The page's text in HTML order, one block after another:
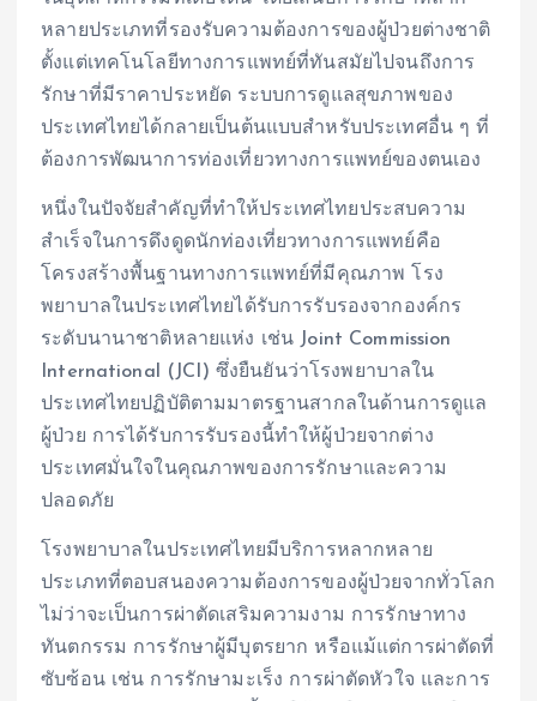
หลายประเภทที่รองรับความต้องการของผู้ป่วยต่างชาติ
ตั้งแต่เทคโนโลยีทางการแพทย์ที่ทันสมัยไปจนถึงการ
รักษาที่มีราคาประหยัด ระบบการดูแลสุขภาพของ
ประเทศไทยได้กลายเป็นต้นแบบสำหรับประเทศอื่น ๆ ที่
ต้องการพัฒนาการท่องเที่ยวทางการแพทย์ของตนเอง
หนึ่งในปัจจัยสำคัญที่ทำให้ประเทศไทยประสบความ
สำเร็จในการดึงดูดนักท่องเที่ยวทางการแพทย์คือ
โครงสร้างพื้นฐานทางการแพทย์ที่มีคุณภาพ โรง
พยาบาลในประเทศไทยได้รับการรับรองจากองค์กร
ระดับนานาชาติหลายแห่ง เช่น Joint Commission
International (JCI) ซึ่งยืนยันว่าโรงพยาบาลใน
ประเทศไทยปฏิบัติตามมาตรฐานสากลในด้านการดูแล
ผู้ป่วย การได้รับการรับรองนี้ทำให้ผู้ป่วยจากต่าง
ประเทศมั่นใจในคุณภาพของการรักษาและความ
ปลอดภัย
โรงพยาบาลในประเทศไทยมีบริการหลากหลาย
ประเภทที่ตอบสนองความต้องการของผู้ป่วยจากทั่วโลก
ไม่ว่าจะเป็นการผ่าตัดเสริมความงาม การรักษาทาง
ทันตกรรม การรักษาผู้มีบุตรยาก หรือแม้แต่การผ่าตัดที่
ซับซ้อน เช่น การรักษามะเร็ง การผ่าตัดหัวใจ และการ